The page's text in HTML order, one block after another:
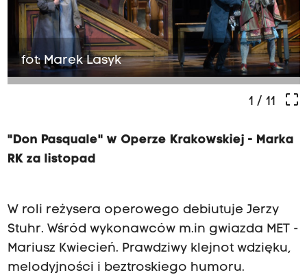
fot: Marek Lasyk
crop_free
1 / 11
"Don Pasquale" w Operze Krakowskiej - Marka
RK za listopad
W roli reżysera operowego debiutuje Jerzy
Stuhr. Wśród wykonawców m.in gwiazda MET -
Mariusz Kwiecień. Prawdziwy klejnot wdzięku,
melodyjności i beztroskiego humoru.